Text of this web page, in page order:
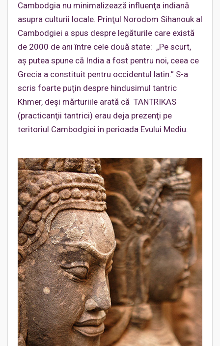
Cambodgia nu minimalizează influenţa indiană
asupra culturii locale. Prinţul Norodom Sihanouk al
Cambodgiei a spus despre legăturile care există
de 2000 de ani între cele două state: „Pe scurt,
aş putea spune că India a fost pentru noi, ceea ce
Grecia a constituit pentru occidentul latin.” S-a
scris foarte puţin despre hindusimul tantric
Khmer, deşi mărturiile arată că TANTRIKAS
(practicanţii tantrici) erau deja prezenţi pe
teritoriul Cambodgiei în perioada Evului Mediu.